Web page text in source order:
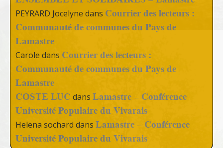
PEYRARD Jocelyne dans Courrier des lecteurs :
Communauté de communes du Pays de
Lamastre
Carole dans Courrier des lecteurs :
Communauté de communes du Pays de
Lamastre
COSTE LUC dans Lamastre – Conférence
Université Populaire du Vivarais
Helena sochard dans Lamastre – Conférence
Université Populaire du Vivarais